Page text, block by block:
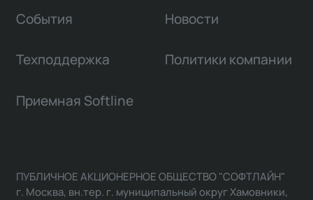
События Новости
Техподдержка Политики компании
Приемная Softline
ПУБЛИЧНОЕ АКЦИОНЕРНОЕ ОБЩЕСТВО "СОФТЛАЙН"
г. Москва, вн.тер. г. муниципальный округ Хамовники,